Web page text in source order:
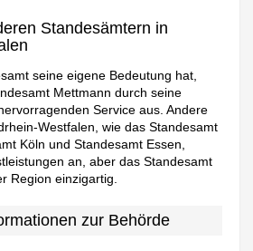
Standesämtern in
seine eigene Bedeutung hat,
Mettmann durch seine
Service aus. Andere
Westfalen, wie das Standesamt
Köln und Standesamt Essen,
an, aber das Standesamt
Region einzigartig.
zur Behörde